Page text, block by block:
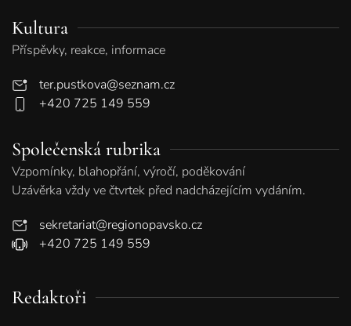
Kultura
Příspěvky, reakce, informace
ter.pustkova@seznam.cz
+420 725 149 559
Společenská rubrika
Vzpomínky, blahopřání, výročí, poděkování
Uzávěrka vždy ve čtvrtek před nadcházejícím vydáním.
sekretariat@regionopavsko.cz
+420 725 149 559
Redaktoři